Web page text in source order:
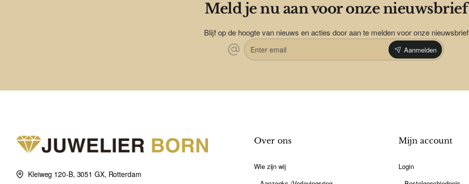
Meld je nu aan voor onze nieuwsbrief
Blijf op de hoogte van nieuws en acties door aan te melden voor onze nieuwsbrief
Enter
email
Aanmelden
Kleiweg 120-B, 3051 GX, Rotterdam
Over ons
Wie zijn wij
Mijn account
Login